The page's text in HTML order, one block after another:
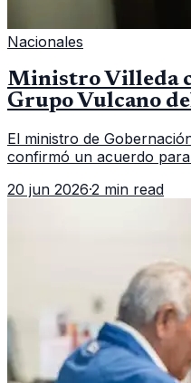
Nacionales
Ministro Villeda
Grupo Vulcano
El ministro de
confirmó un acuerdo
fallido con la
20 jun 2026·2 min read